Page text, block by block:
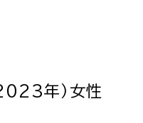
年）女性